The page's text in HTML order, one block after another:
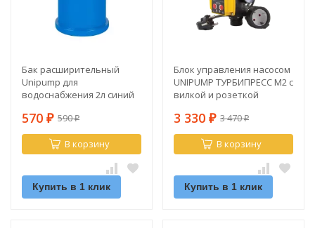
Бак расширительный
Unipump для
водоснабжения 2л синий
570 ₽ 590₽
В корзину
Купить в 1 клик
Блок управления насосом
UNIPUMP ТУРБИПРЕСС М2 с
вилкой и розеткой
3 330 ₽ 3 470₽
В корзину
Купить в 1 клик